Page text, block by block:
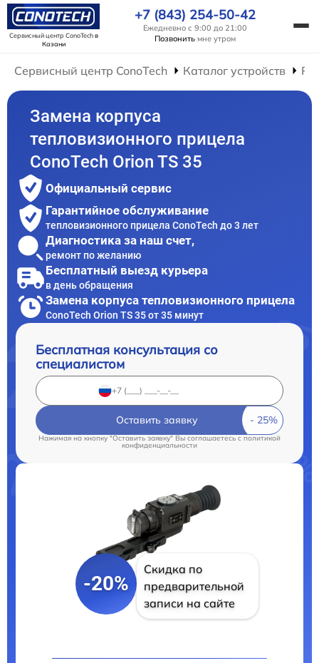
Сервисный центр ConoTechв
Казани
+7 (843) 254-50-42
Ежедневно с 9:00 до 21:00
Позвонить мне утром
Сервисный центр ConoTech Каталог устройств
Замена корпуса
тепловизионного прицела
ConoTech Orion TS 35
Официальный сервис
Гарантийное обслуживание
тепловизионного прицела ConoTech до 3 лет
Диагностика за наш счет,
ремонт по желанию
Бесплатный выезд курьера
в день обращения
Замена корпуса тепловизионного прицела
ConoTech Orion TS 35 от 35 минут
Бесплатная консультация со
специалистом
Оставить заявку
Нажимая на кнопку "Оставить заявку" Вы соглашаетесь cполитикой
конфиденциальности
-20%
Скидка по
предварительной
записи на сайте